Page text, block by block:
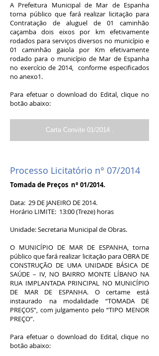
A Prefeitura Municipal de Mar de Espanha
torna público que fará realizar licitação para
Contratação de aluguel de 01 caminhão
caçamba dois eixos por km efetivamente
rodados para serviços diversos no município e
01 caminhão gaiola por Km efetivamente
rodado para o município de Mar de Espanha
no exercício de 2014, conforme especificados
no anexo1.
Para efetuar o download do Edital, clique no
botão abaixo:
Carta Convite 01/2014 .
Processo Licitatório n° 07/2014
Tomada de Preços n° 01/2014.
Data: 29 DE JANEIRO DE 2014.
Horário LIMITE: 13:00 (Treze) horas
Unidade: Secretaria Municipal de Obras.
O MUNICÍPIO DE MAR DE ESPANHA, torna
público que fará realizar licitação para OBRA DE
CONSTRUÇÃO DE UMA UNIDADE BÁSICA DE
SAÚDE – IV, NO BAIRRO MONTE LÍBANO NA
RUA IMPLANTADA PRINCIPAL NO MUNICÍPIO
DE MAR DE ESPANHA. O certame está
instaurado na modalidade “TOMADA DE
PREÇOS”, com julgamento pelo “TIPO MENOR
PREÇO”.
Para efetuar o download do Edital, clique no
botão abaixo: